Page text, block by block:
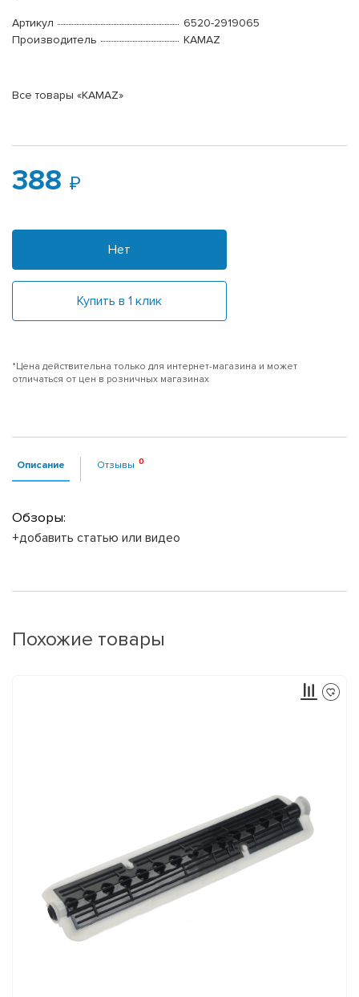
Артикул
6520-2919065
Производитель
KAMAZ
Все товары «KAMAZ»
388
Нет
Купить в 1 клик
*Цена действительна только для интернет-магазина и может
отличаться от цен в розничных магазинах
Описание Отзывы
Обзоры:
+добавить статью или видео
Похожие товары